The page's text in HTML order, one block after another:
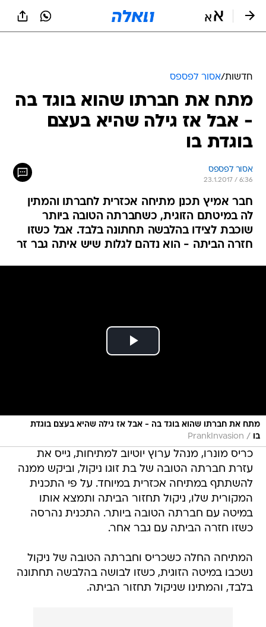
חדשות/אסור לפספס
מתח את חברתו שהוא בוגד בה
- אבל אז גילה שהיא בעצם
בוגדת בו
אסור לפספס
23.1.2017 / 6:36
חבר אמיץ תכנן מתיחה אכזרית לחברתו והמתין
לה במיטתם הזוגית, כשחברתה הטובה ביותר
שוכבת לצידו בהלבשה תחתונה בלבד. אבל כשזו
חזרה הביתה - הוא נדהם לגלות שיש איתה גבר זר
מתח את חברתו שהוא בוגד בה - אבל אז גילה שהיא בעצם בוגדת
בו
/
PrankInvasion
כריס מונרו, מנהל ערוץ יוטיוב למתיחות, גייס את
עזרת חברתה הטובה של בת זוגו ניקול, וביקש ממנה
להשתתף במתיחה אכזרית במיוחד. על פי התכנית
המקורית שלו, ניקול תחזור הביתה ותמצא אותו
במיטה עם חברתה הטובה ביותר. התכנית נהרסה
כשזו חזרה הביתה עם גבר אחר.
המתיחה החלה כשכריס וחברתה הטובה של ניקול
נשכבו במיטה הזוגית, כשזו לבושה בהלבשה תחתונה
בלבד, והמתינו שניקול תחזור הביתה.